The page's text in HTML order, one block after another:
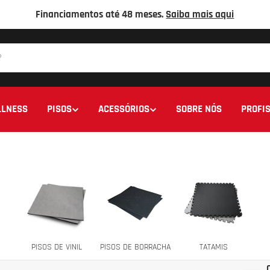
Financiamentos até 48 meses.Saiba mais aqui
PISOS ACESSÓRIOS SOBRE NÓS
PISOS DE VINIL PISOS DE BORRACHA TATAMIS